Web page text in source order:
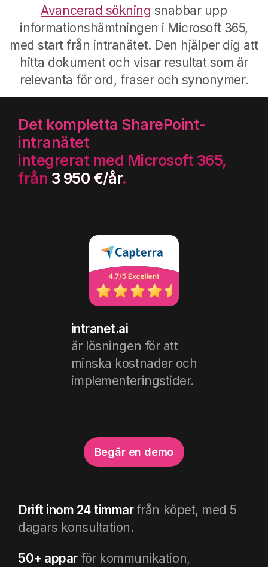
Avancerad sökning snabbar upp
informationshämtningen i Microsoft 365,
med start från intranätet. Den hjälper dig att
hitta dokument och visar resultat som är
relevanta för ord, fraser och synonymer.
Det kompletta SharePoint-
intranätet
integrerat med Microsoft 365,
från 3 950 €/år.
intranet.ai
är lösningen för att
minska kostnader och
implementeringstider.
Begär en demo
Drift inom 24 timmar från köpet, med 5
dagars konsultation.
50+ apparför kommunikation,